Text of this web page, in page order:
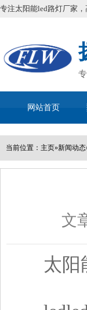
专注太阳能led路灯厂家
网站首页
当前位置： 主页»新闻动态
文
太阳